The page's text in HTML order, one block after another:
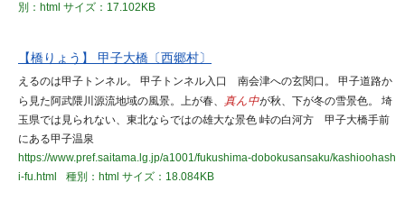
別：html サイズ：17.102KB
【橋りょう】 甲子大橋〔西郷村〕
えるのは甲子トンネル。 甲子トンネル入口 南会津への玄関口。 甲子道路か
ら見た阿武隈川源流地域の風景。上が春、 真ん中が秋、下が冬の雪景色。 埼
玉県では見られない、東北ならではの雄大な景色 峠の白河方 甲子大橋手前
にある甲子温泉
https://www.pref.saitama.lg.jp/a1001/fukushima-dobokusansaku/kashioohash
i-fu.html
種別：html サイズ：18.084KB